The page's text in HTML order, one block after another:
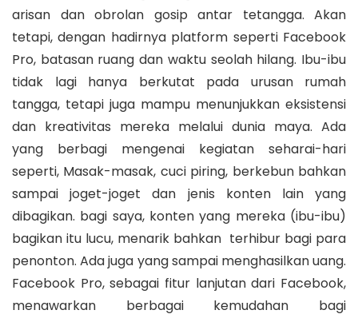
arisan dan obrolan gosip antar tetangga. Akan
tetapi, dengan hadirnya platform seperti Facebook
Pro, batasan ruang dan waktu seolah hilang. Ibu-ibu
tidak lagi hanya berkutat pada urusan rumah
tangga, tetapi juga mampu menunjukkan eksistensi
dan kreativitas mereka melalui dunia maya. Ada
yang berbagi mengenai kegiatan seharai-hari
seperti, Masak-masak, cuci piring, berkebun bahkan
sampai joget-joget dan jenis konten lain yang
dibagikan. bagi saya, konten yang mereka (ibu-ibu)
bagikan itu lucu, menarik bahkan terhibur bagi para
penonton. Ada juga yang sampai menghasilkan uang.
Facebook Pro, sebagai fitur lanjutan dari Facebook,
menawarkan berbagai kemudahan bagi